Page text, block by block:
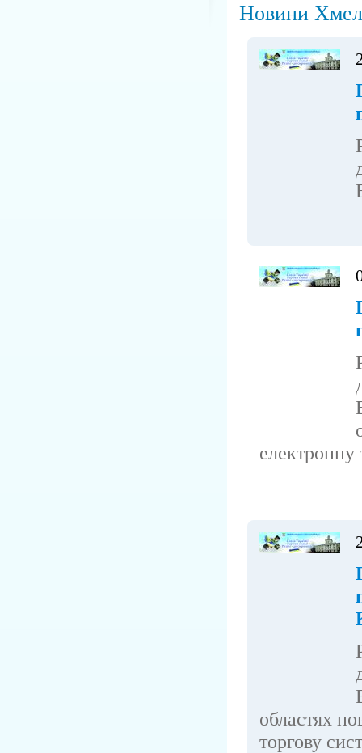
Новини
електронну
областях
торгову